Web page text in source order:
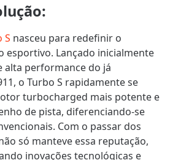
:
S nasceu para redefinir o
esportivo. Lançado inicialmente
alta performance do já
o Turbo S rapidamente se
turbocharged mais potente e
de pista, diferenciando-se
Com o passar dos
só manteve essa reputação,
inovações tecnológicas e